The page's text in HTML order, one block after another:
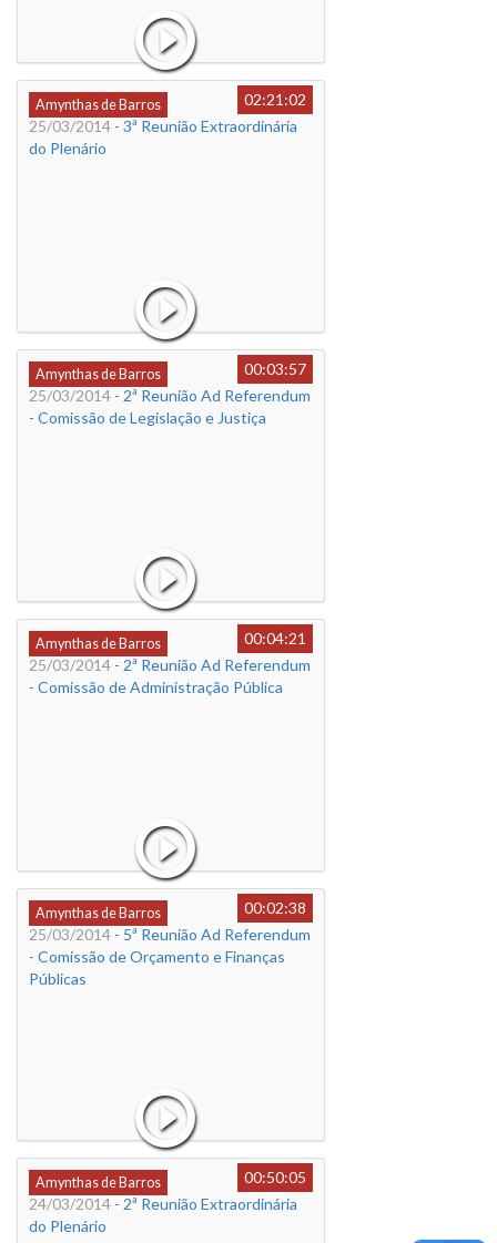
Amynthas de Barros
02:21:02
25/03/2014 - 3ª Reunião Extraordinária
do Plenário
Amynthas de Barros
00:03:57
25/03/2014 - 2ª Reunião Ad Referendum
- Comissão de Legislação e Justiça
Amynthas de Barros
00:04:21
25/03/2014 - 2ª Reunião Ad Referendum
- Comissão de Administração Pública
Amynthas de Barros
00:02:38
25/03/2014 - 5ª Reunião Ad Referendum
- Comissão de Orçamento e Finanças
Públicas
Amynthas de Barros
00:50:05
24/03/2014 - 2ª Reunião Extraordinária
do Plenário